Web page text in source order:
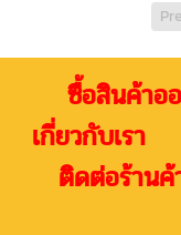
ซื้อสินค้
เกี่ยวกับ
ติดต่อร้านค้า